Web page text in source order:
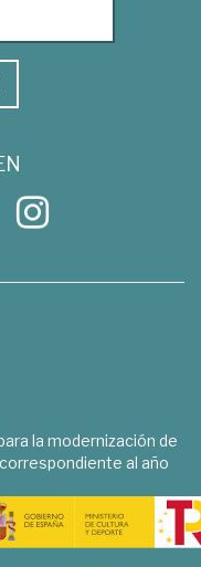
la modernización de
al año